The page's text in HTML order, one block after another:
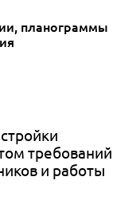
планограммы
требований
и работы